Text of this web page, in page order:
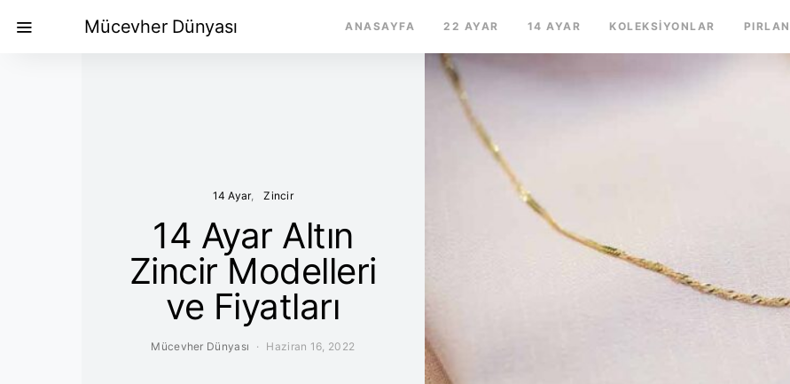
Mücevher Dünyası ANASAYFA 22 AYAR 14 AYAR KOLEKSIYONLAR
14 Ayar Zincir
14 Ayar Altın
Zincir Modelleri
ve Fiyatları
Mücevher Dünyası Haziran 16, 2022